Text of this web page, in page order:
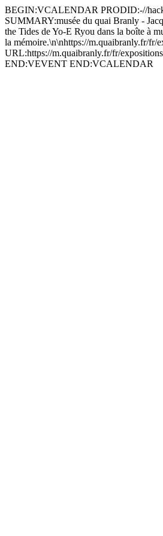
BEGIN:VCALENDAR PRODID:-//
SUMMARY:musée du quai Branly -
the Tides de Yo-E Ryou dans la boîte à
la mémoire.\n\nhttps://m.quaibranly.fr/fr/
URL:https://m.quaibranly.fr/fr/
END:VEVENT END:VCALENDAR